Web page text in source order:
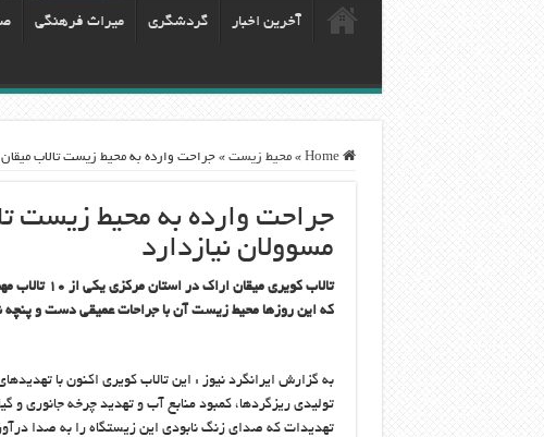
آخرین اخبار گردشگری ميراث فرهنگی
Home
» محيط زيست » جراحت وارده به محيط زيست تالاب ميقان
جراحت وارده به محيط زيست
مسوولان نيازدارد
تالاب كويري
كه اين روزها محيط زيست آن با جراحات عميقي دست و پنچه
به گزارش ایرانگرد نیوز : اين تالاب كويري اكنون با
توليدي ريزگردها، كمبود منابع آب و تهديد چرخه جانوري و
تهديدات كه صداي زنگ نابودي اين زيستگاه را به صدا